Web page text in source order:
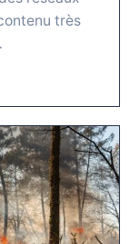
très